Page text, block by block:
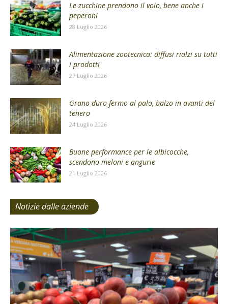
Le zucchine prendono il volo, bene anche i
peperoni
28 Luglio 2026
Alimentazione zootecnica: diffusi rialzi su tutti
i prodotti
27 Luglio 2026
Grano duro fermo al palo, balzo in avanti del
tenero
24 Luglio 2026
Buone performance per le albicocche,
scendono meloni e angurie
21 Luglio 2026
Notizie dalle aziende